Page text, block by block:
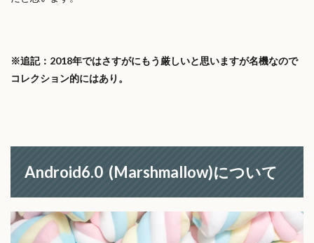
※追記：2018年ではさすがにもう厳しいと思いますが名機なので
コレクション的にはあり。
Android6.0 (Marshmallow)について